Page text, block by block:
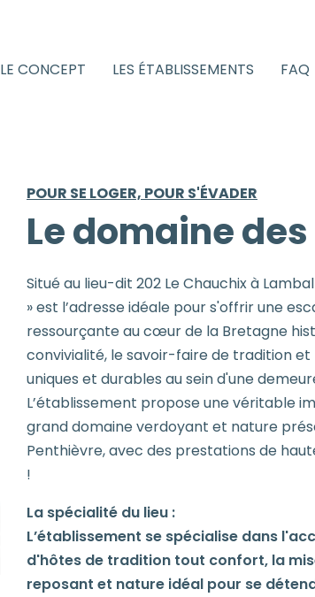
LE CONCEPT LES ÉTABLISSEMENTS FAQ
POUR SE LOGER, POUR S'ÉVADER
Le domaine
Situé au lieu-dit 202 Le Chauchix à
» est l’adresse idéale pour s'offrir une
ressourçante au cœur de la Bretagne
convivialité, le savoir-faire de tradition
uniques et durables au sein d'une
L’établissement propose une véritable
grand domaine verdoyant et nature
Penthièvre, avec des prestations de
!
La spécialité du lieu :
L’établissement se spécialise dans
d'hôtes de tradition tout confort, la
reposant et nature idéal pour se